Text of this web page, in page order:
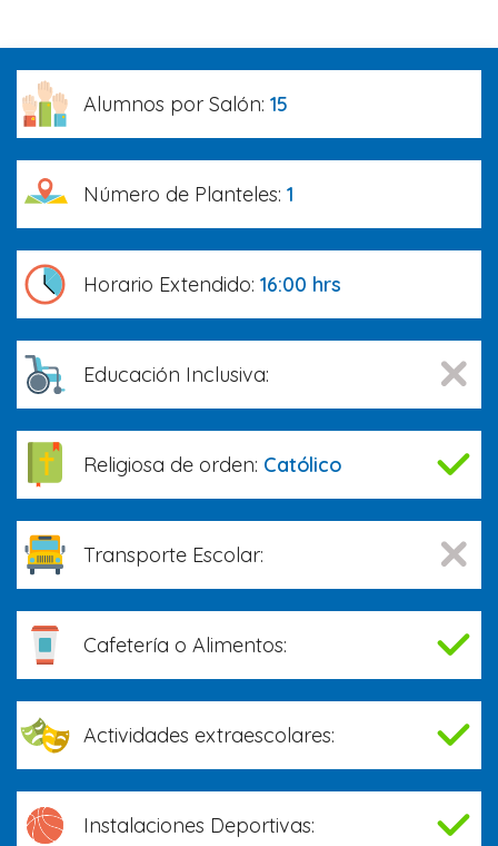
Alumnos por Salón: 15
Número de Planteles: 1
Horario Extendido: 16:00 hrs
Educación Inclusiva:
Religiosa de orden: Católico
Transporte Escolar:
Cafetería o Alimentos:
Actividades extraescolares:
Instalaciones Deportivas: